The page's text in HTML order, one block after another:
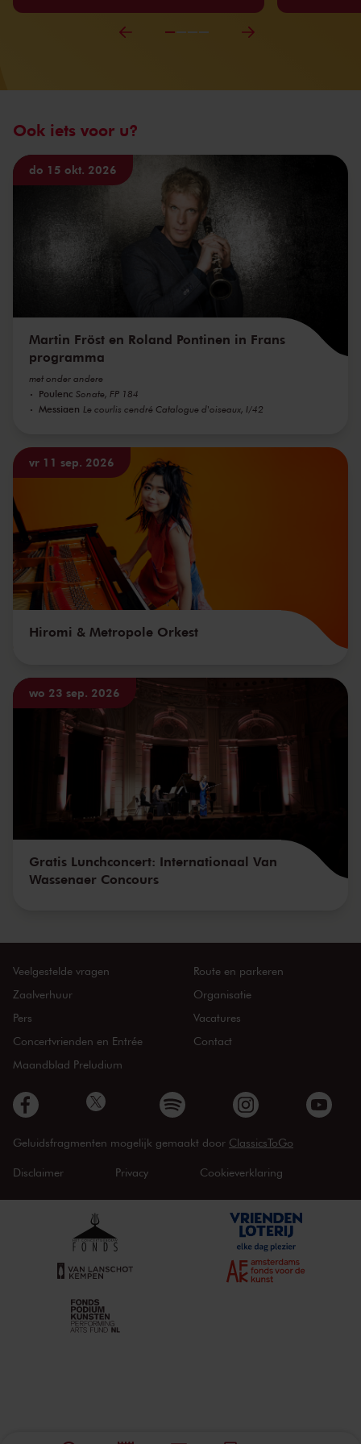
Ook iets voor u?
do 15 okt. 2026
Martin Fröst en Roland Pontinen in Frans
programma
met onder andere
Poulenc Sonate, FP 184
Messiaen Le courlis cendré Catalogue d'oiseaux, I/42
vr 11 sep. 2026
Hiromi & Metropole Orkest
wo 23 sep. 2026
Gratis Lunchconcert: Internationaal Van
Wassenaer Concours
Veelgestelde vragen
Zaalverhuur
Pers
Concertvrienden en Entrée
Maandblad Preludium
Route en parkeren
Organisatie
Vacatures
Contact
Geluidsfragmenten mogelijk gemaakt door ClassicsToGo
Disclaimer Privacy Cookieverklaring